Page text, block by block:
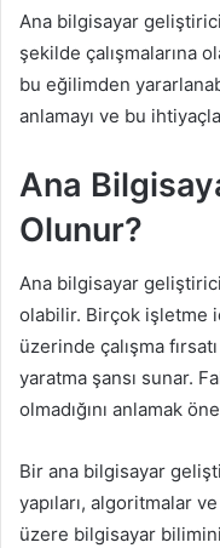
Ana bilgisayar
şekilde çalışmalarına
bu eğilimden
anlamayı ve bu
Ana
Olunur?
Ana bilgisayar
olabilir. Birçok işletme
üzerinde çalışma
yaratma şansı sunar.
olmadığını anlamak
Bir ana bilgisayar
yapıları, algoritmalar
üzere bilgisayar